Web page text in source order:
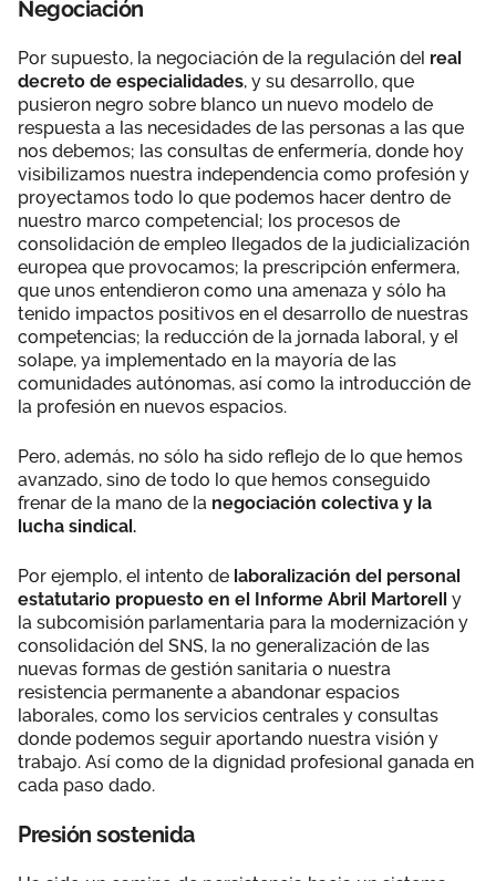
Negociación
Por supuesto, la negociación de la regulación del real
decreto de especialidades, y su desarrollo, que
pusieron negro sobre blanco un nuevo modelo de
respuesta a las necesidades de las personas a las que
nos debemos; las consultas de enfermería, donde hoy
visibilizamos nuestra independencia como profesión y
proyectamos todo lo que podemos hacer dentro de
nuestro marco competencial; los procesos de
consolidación de empleo llegados de la judicialización
europea que provocamos; la prescripción enfermera,
que unos entendieron como una amenaza y sólo ha
tenido impactos positivos en el desarrollo de nuestras
competencias; la reducción de la jornada laboral, y el
solape, ya implementado en la mayoría de las
comunidades autónomas, así como la introducción de
la profesión en nuevos espacios.
Pero, además, no sólo ha sido reflejo de lo que hemos
avanzado, sino de todo lo que hemos conseguido
frenar de la mano de la negociación colectiva y la
lucha sindical.
Por ejemplo, el intento de laboralización del personal
estatutario propuesto en el Informe Abril Martorell y
la subcomisión parlamentaria para la modernización y
consolidación del SNS, la no generalización de las
nuevas formas de gestión sanitaria o nuestra
resistencia permanente a abandonar espacios
laborales, como los servicios centrales y consultas
donde podemos seguir aportando nuestra visión y
trabajo. Así como de la dignidad profesional ganada en
cada paso dado.
Presión sostenida